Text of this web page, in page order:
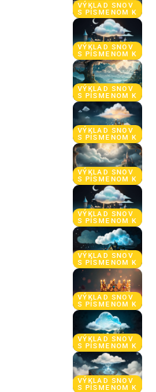
VÝKLAD SNOV
S PÍSMENOM K
VÝKLAD SNOV
S PÍSMENOM K
VÝKLAD SNOV
S PÍSMENOM K
VÝKLAD SNOV
S PÍSMENOM K
VÝKLAD SNOV
S PÍSMENOM K
VÝKLAD SNOV
S PÍSMENOM K
VÝKLAD SNOV
S PÍSMENOM K
VÝKLAD SNOV
S PÍSMENOM K
VÝKLAD SNOV
S PÍSMENOM K
VÝKLAD SNOV
S PÍSMENOM K